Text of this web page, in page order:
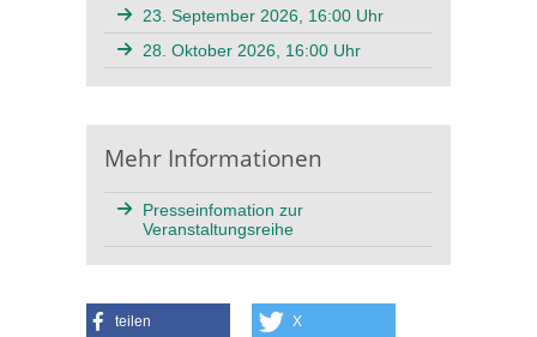
23. September 2026, 16:00 Uhr
28. Oktober 2026, 16:00 Uhr
Mehr Informationen
Presseinfomation zur
Veranstaltungsreihe
teilen X